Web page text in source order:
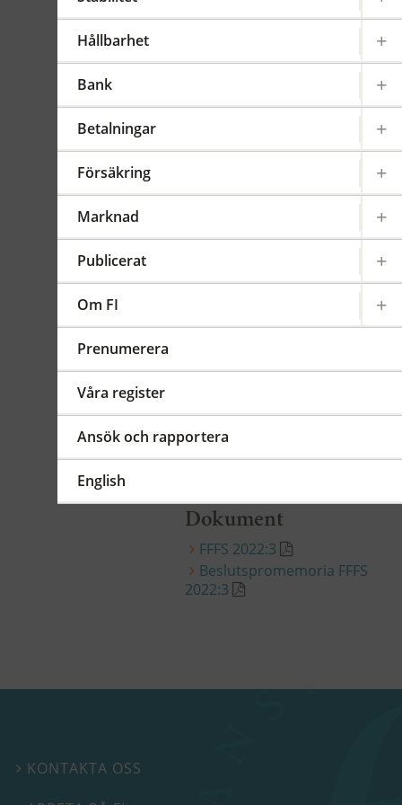
Hållbarhet
Bank
Betalningar
Försäkring
Marknad
Publicerat
Om FI
Prenumerera
Våra register
Ansök och rapportera
English
Enligt FI:s föreskrifter om
(fondföreskrifterna) ska
FI:s föreskrifter om
(värdepappersföreskrifterna).
gjorts i
värdepappersföreskrifternas
bestämmelser om
tredjepart, behöver även
fondföreskrifterna ändras.
2022:3
Dokument
FFFS 2022:3
Beslutspromemoria FFFS
2022:3
 KONTAKTA OSS